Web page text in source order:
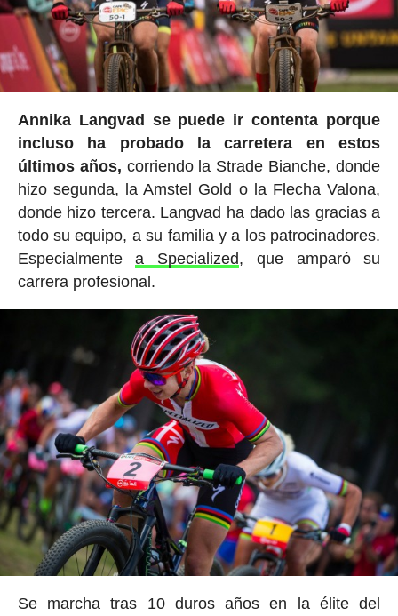
Annika Langvad se puede ir contenta porque
incluso ha probado la carretera en estos
últimos años, corriendo la Strade Bianche, donde
hizo segunda, la Amstel Gold o la Flecha Valona,
donde hizo tercera. Langvad ha dado las gracias a
todo su equipo, a su familia y a los patrocinadores.
Especialmentea Specialized, que amparó su
carrera profesional.
Se marcha tras 10 duros años en la élite del